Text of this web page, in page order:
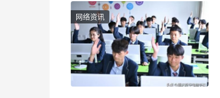
网络资讯